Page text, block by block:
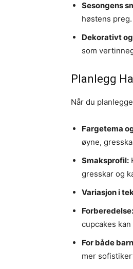
Sesongens
høstens preg.
Dekorativt
som
Planlegg
Når du
Fargetema
øyne,
Smaksprofil:
gresskar og
Variasjon i
Forberedelse:
cupcakes
For både
mer